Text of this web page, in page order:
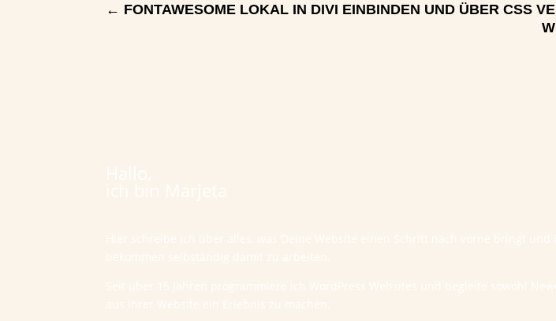
← FONTAWESOME LOKAL IN DIVI EINBINDEN UND ÜBER CSS